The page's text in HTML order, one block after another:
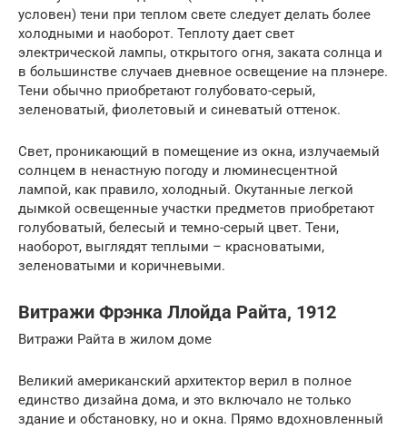
условен) тени при теплом свете следует делать более
холодными и наоборот. Теплоту дает свет
электрической лампы, открытого огня, заката солнца и
в большинстве случаев дневное освещение на плэнере.
Тени обычно приобретают голубовато-серый,
зеленоватый, фиолетовый и синеватый оттенок.
Свет, проникающий в помещение из окна, излучаемый
солнцем в ненастную погоду и люминесцентной
лампой, как правило, холодный. Окутанные легкой
дымкой освещенные участки предметов приобретают
голубоватый, белесый и темно-серый цвет. Тени,
наоборот, выглядят теплыми – красноватыми,
зеленоватыми и коричневыми.
Витражи Фрэнка Ллойда Райта, 1912
Витражи Райта в жилом доме
Великий американский архитектор верил в полное
единство дизайна дома, и это включало не только
здание и обстановку, но и окна. Прямо вдохновленный